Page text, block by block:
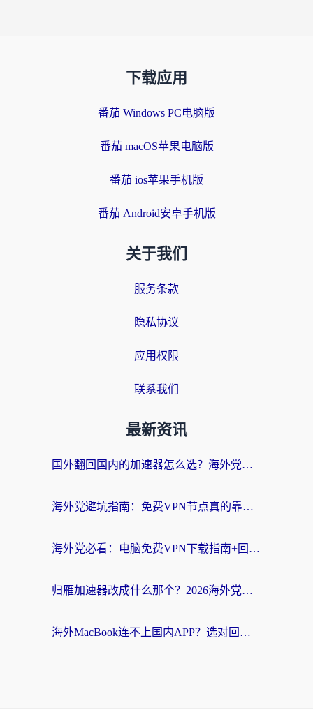
下载应用
番茄 Windows PC电脑版
番茄 macOS苹果电脑版
番茄 ios苹果手机版
番茄 Android安卓手机版
关于我们
服务条款
隐私协议
应用权限
联系我们
最新资讯
国外翻回国内的加速器怎么选？海外党亲测实用指南，告别地域限制
海外党避坑指南：免费VPN节点真的靠谱吗？教你选对回国加速器无缝访问国内资源
海外党必看：电脑免费VPN下载指南+回国加速器选择全攻略，告别地区限制
归雁加速器改成什么那个？2026海外党回国加速全攻略：告别地区限制，轻松刷剧玩游戏
海外MacBook连不上国内APP？选对回国VPN，告别地区限制的烦恼